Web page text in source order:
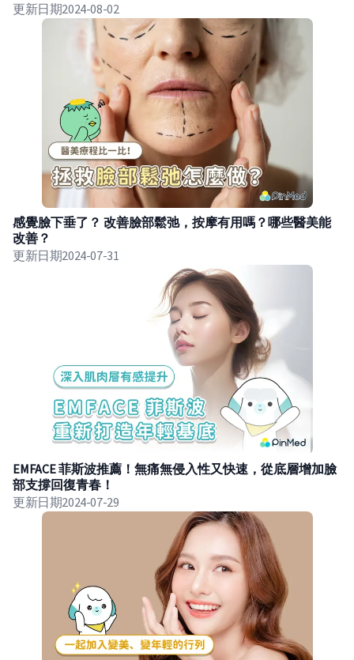
更新日期2024-08-02
感覺臉下垂了？ 改善臉部鬆弛，按摩有用嗎？哪些醫美能
改善？
更新日期2024-07-31
EMFACE 菲斯波推薦！無痛無侵入性又快速，從底層增加臉
部支撐回復青春！
更新日期2024-07-29